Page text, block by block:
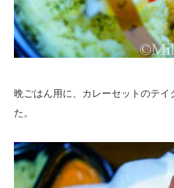
晩ごはん用に、カレーセットのテイ
た。